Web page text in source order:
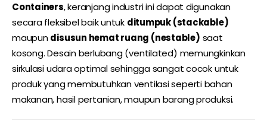
Containers, keranjang industri ini dapat digunakan
secara fleksibel baik untuk ditumpuk (stackable)
maupundisusun hemat ruang (nestable) saat
kosong. Desain berlubang (ventilated) memungkinkan
sirkulasi udara optimal sehingga sangat cocok untuk
produk yang membutuhkan ventilasi seperti bahan
makanan, hasil pertanian, maupun barang produksi.